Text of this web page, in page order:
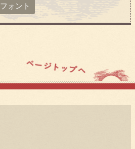
フォント